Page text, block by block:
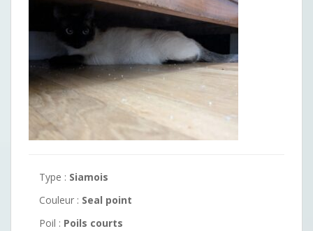
Type : Siamois
Couleur : Seal point
Poil : Poils courts